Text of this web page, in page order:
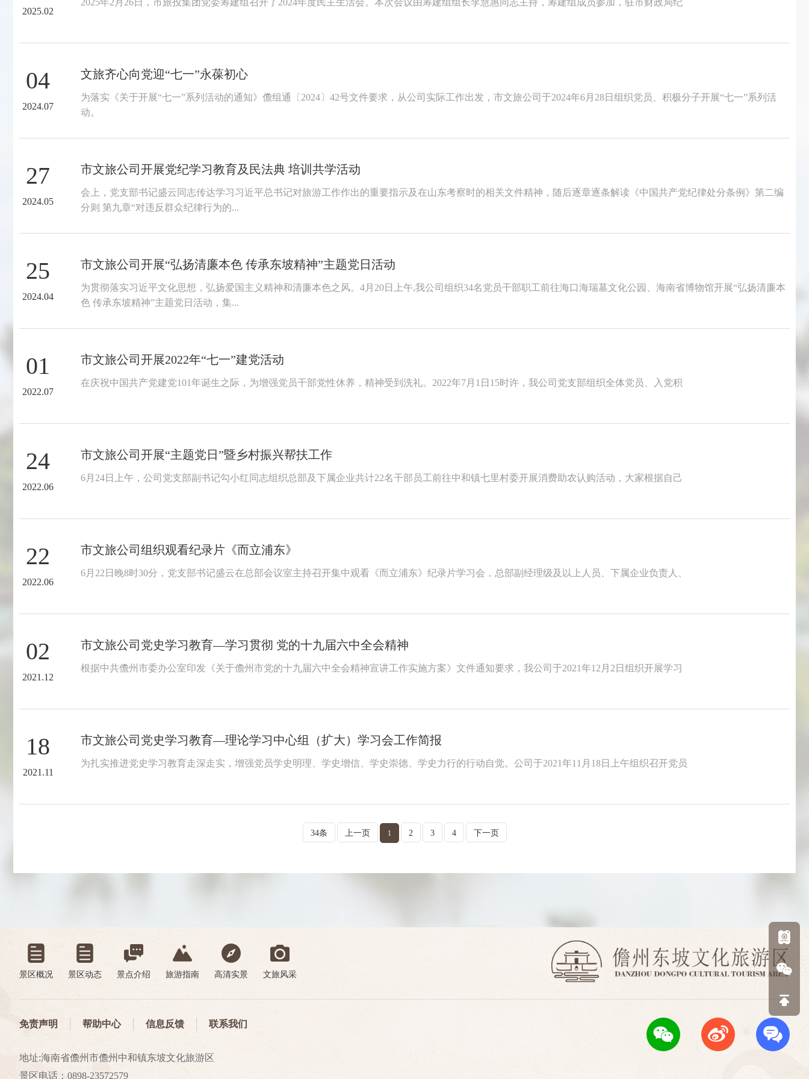
2025.02
2025年2月26日，市旅投集团党委筹建组召开了2024年度民主生活会。本次会议由筹建组组长李慧惠同志主持，筹建组成员参加，驻市财政局纪
04
2024.07
文旅齐心向党迎“七一”永葆初心
为落实《关于开展“七一”系列活动的通知》儋组通〔2024〕42号文件要求，从公司实际工作出发，市文旅公司于2024年6月28日组织党员、积极分子开展“七一”系列活
动。
27
2024.05
市文旅公司开展党纪学习教育及民法典 培训共学活动
会上，党支部书记盛云同志传达学习习近平总书记对旅游工作作出的重要指示及在山东考察时的相关文件精神，随后逐章逐条解读《中国共产党纪律处分条例》第二编
分则 第九章“对违反群众纪律行为的...
25
2024.04
市文旅公司开展“弘扬清廉本色 传承东坡精神”主题党日活动
为贯彻落实习近平文化思想，弘扬爱国主义精神和清廉本色之风。4月20日上午,我公司组织34名党员干部职工前往海口海瑞墓文化公园、海南省博物馆开展“弘扬清廉本
色 传承东坡精神”主题党日活动，集...
01
2022.07
市文旅公司开展2022年“七一”建党活动
在庆祝中国共产党建党101年诞生之际，为增强党员干部党性休养，精神受到洗礼。2022年7月1日15时许，我公司党支部组织全体党员、入党积
24
2022.06
市文旅公司开展“主题党日”暨乡村振兴帮扶工作
6月24日上午，公司党支部副书记勾小红同志组织总部及下属企业共计22名干部员工前往中和镇七里村委开展消费助农认购活动，大家根据自己
22
2022.06
市文旅公司组织观看纪录片《而立浦东》
6月22日晚8时30分，党支部书记盛云在总部会议室主持召开集中观看《而立浦东》纪录片学习会，总部副经理级及以上人员、下属企业负责人、
02
2021.12
市文旅公司党史学习教育—学习贯彻 党的十九届六中全会精神
根据中共儋州市委办公室印发《关于儋州市党的十九届六中全会精神宣讲工作实施方案》文件通知要求，我公司于2021年12月2日组织开展学习
18
2021.11
市文旅公司党史学习教育—理论学习中心组（扩大）学习会工作简报
为扎实推进党史学习教育走深走实，增强党员学史明理、学史增信、学史崇德、学史力行的行动自觉。公司于2021年11月18日上午组织召开党员
34条 上一页 1 2 3 4 下一页
景区概况 景区动态 景点介绍 旅游指南 高清实景 文旅风采
免责声明 帮助中心 信息反馈 联系我们
地址:海南省儋州市儋州中和镇东坡文化旅游区
景区电话：0898-23572579